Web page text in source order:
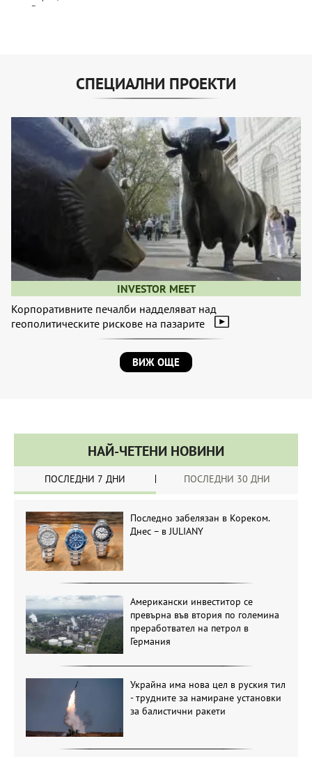
СПЕЦИАЛНИ ПРОЕКТИ
INVESTOR MEET
Корпоративните печалби надделяват над
геополитическите рискове на пазарите
ВИЖ ОЩЕ
НАЙ-ЧЕТЕНИ НОВИНИ
ПОСЛЕДНИ 7 ДНИ ПОСЛЕДНИ 30 ДНИ
Последно забелязан в Кореком.
Днес – в JULIANY
Американски инвеститор се
превърна във втория по големина
преработвател на петрол в
Германия
Украйна има нова цел в руския тил
- трудните за намиране установки
за балистични ракети